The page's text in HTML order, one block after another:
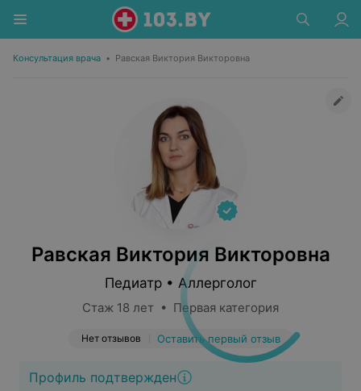
Консультация врача • Равская Виктория Викторовна
Равская Виктория Викторовна
Педиатр • Аллерголог
Стаж 18 лет • Первая категория
Нет отзывов Оставить первый отзыв
Профиль подтвержден